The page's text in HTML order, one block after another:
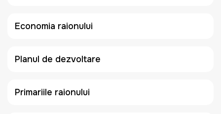
Economia raionului
Planul de dezvoltare
Primariile raionului